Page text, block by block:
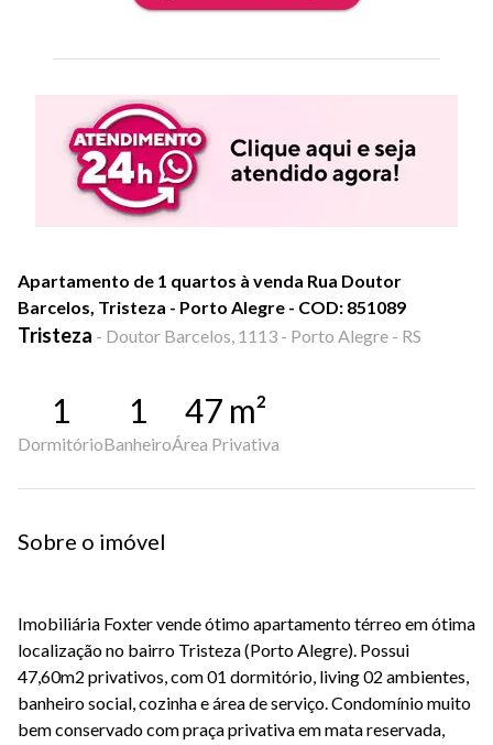
Apartamento de 1 quartos à venda Rua Doutor
Barcelos, Tristeza - Porto Alegre - COD: 851089
Tristeza - Doutor Barcelos, 1113 - Porto Alegre - RS
1
Dormitório
1
Banheiro
47 m²
Área Privativa
Sobre o imóvel
Imobiliária Foxter vende ótimo apartamento térreo em ótima
localização no bairro Tristeza (Porto Alegre). Possui
47,60m2 privativos, com 01 dormitório, living 02 ambientes,
banheiro social, cozinha e área de serviço. Condomínio muito
bem conservado com praça privativa em mata reservada,